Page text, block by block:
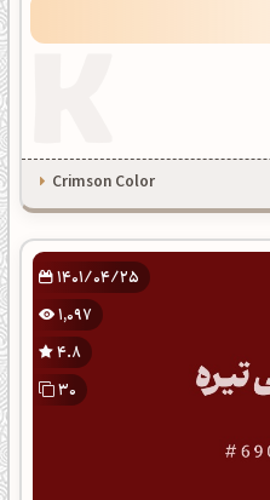
Crimson Color
1401/04/25
1,097
4.8
30